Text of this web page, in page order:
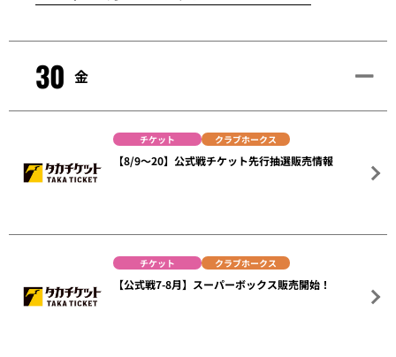
30 金
チケット クラブホークス
【8/9～20】公式戦チケット先行抽選販売情報
チケット クラブホークス
【公式戦7-8月】スーパーボックス販売開始！